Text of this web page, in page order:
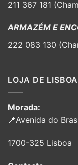
211 367 181
ARMAZÉM E
222 083 130
LOJA DE LISBOA
Morada:
📍Avenida do
1700-325 Lisboa